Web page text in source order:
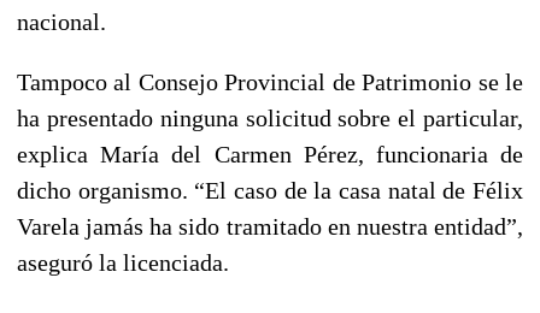
nacional.
Tampoco al Consejo Provincial de Patrimonio se le
ha presentado ninguna solicitud sobre el particular,
explica María del Carmen Pérez, funcionaria de
dicho organismo. “El caso de la casa natal de Félix
Varela jamás ha sido tramitado en nuestra entidad”,
aseguró la licenciada.